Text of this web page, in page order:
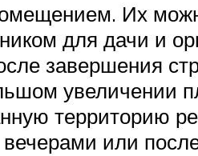
Их
для дачи и
завершения
увеличении
территорию
или